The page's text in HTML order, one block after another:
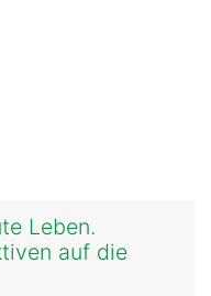
Leben.
auf die